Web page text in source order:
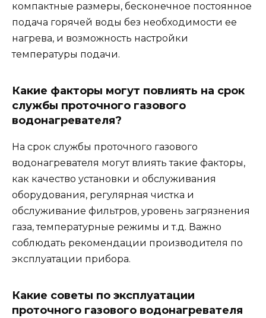
компактные размеры, бесконечное постоянное
подача горячей воды без необходимости ее
нагрева, и возможность настройки
температуры подачи.
Какие факторы могут повлиять на срок
службы проточного газового
водонагревателя?
На срок службы проточного газового
водонагревателя могут влиять такие факторы,
как качество установки и обслуживания
оборудования, регулярная чистка и
обслуживание фильтров, уровень загрязнения
газа, температурные режимы и т.д. Важно
соблюдать рекомендации производителя по
эксплуатации прибора.
Какие советы по эксплуатации
проточного газового водонагревателя